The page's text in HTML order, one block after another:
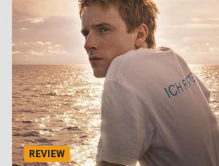
REVIEW